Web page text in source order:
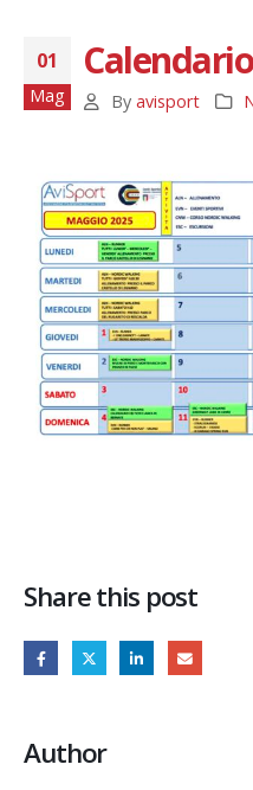
01
Mag By avisport
Share this post
Author